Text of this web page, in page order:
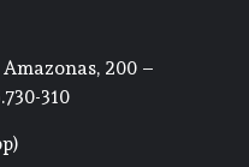
200 –
310